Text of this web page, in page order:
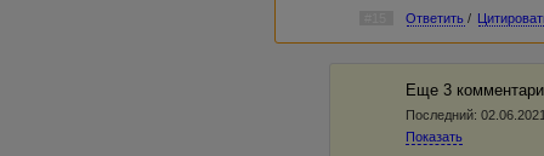
Ответить /
Еще 3
Последний:
Показать